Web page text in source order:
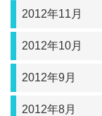
2012年11月
2012年10月
2012年9月
2012年8月